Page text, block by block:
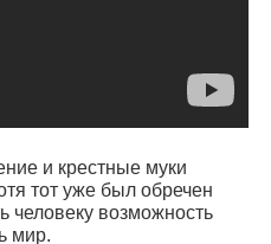
и крестные муки
тот уже был обречен
человеку возможность
мир.